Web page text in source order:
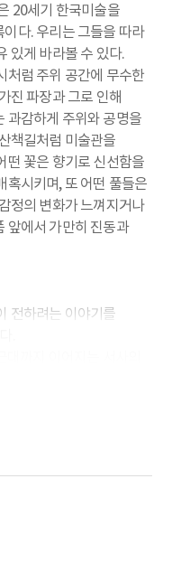
20세기 한국미술을
다. 우리는 그들을 따라
있게 바라볼 수 있다.
처럼 주위 공간에 무수한
진 파장과 그로 인해
과감하게 주위와 공명을
책길처럼 미술관을
떤 꽃은 향기로 신선함을
혹시키며, 또 어떤 풀들은
정의 변화가 느껴지거나
앞에서 가만히 진동과
전하려는 이야기를
한국 미술사를 보면,
들어오고 연구되었다.
선택을 하게 된다.
운데에서 전근대·